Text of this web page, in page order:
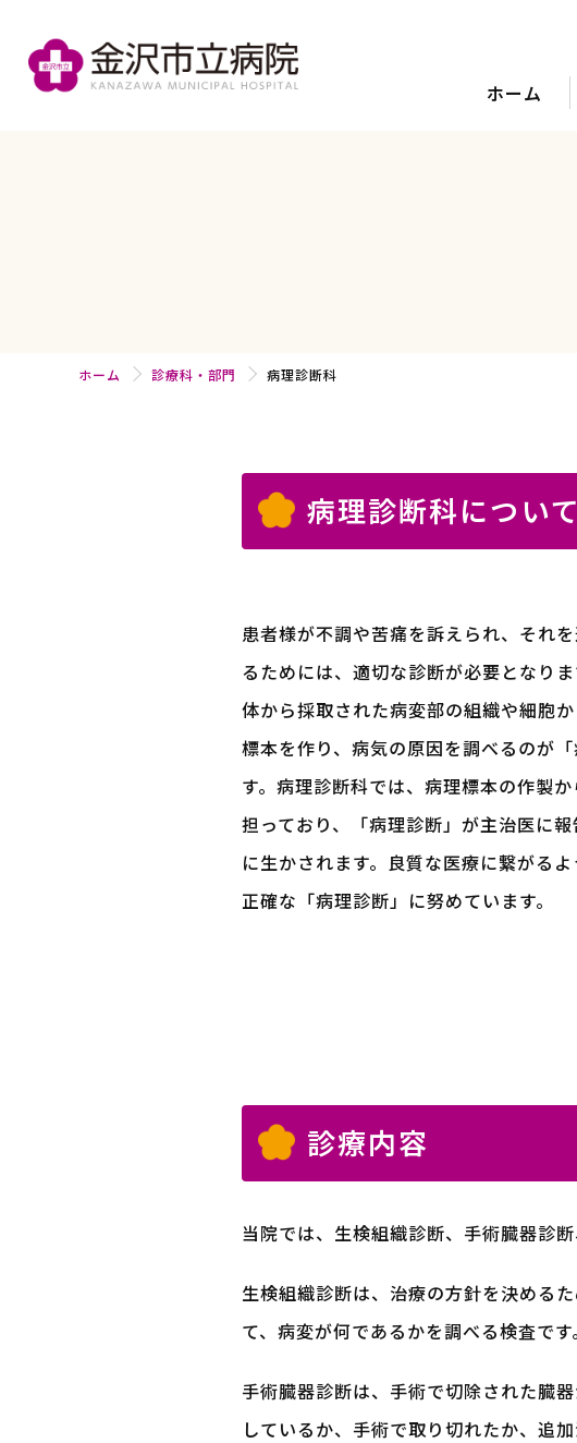
ホーム
ホーム 診療科・部門 病理診断科
病理診断科について
患者様が不調や苦痛を訴えられ、それ
るためには、適切な診断が必要となり
体から採取された病変部の組織や細胞
標本を作り、病気の原因を調べるのが
す。病理診断科では、病理標本の作製
担っており、「病理診断」が主治医に
に生かされます。良質な医療に繋がる
正確な「病理診断」に努めています。
診療内容
当院では、生検組織診断、手術臓器診
生検組織診断は、治療の方針を決める
て、病変が何であるかを調べる検査です。
手術臓器診断は、手術で切除された臓
しているか、手術で取り切れたか、追